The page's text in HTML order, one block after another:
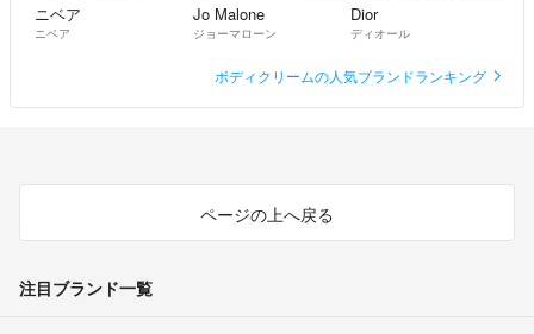
ニベア
ニベア
Jo Malone
ジョーマローン
Dior
ディオール
ボディクリームの人気ブランドランキング
ページの上へ戻る
注目ブランド一覧